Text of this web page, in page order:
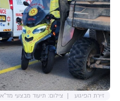
זירת הפיגוע צילום: תיעוד מבצעי מד"א